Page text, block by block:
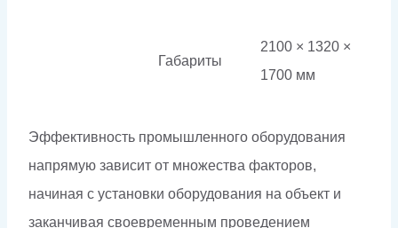
Габариты
2100 × 1320 ×
1700 мм
Эффективность промышленного оборудования
напрямую зависит от множества факторов,
начиная с установки оборудования на объект и
заканчивая своевременным проведением